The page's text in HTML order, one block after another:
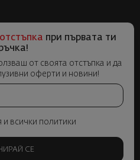
при първата ти
от своята отстъпка и да
оферти и новини!
всички политики
СЕ